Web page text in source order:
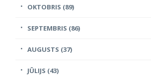
OKTOBRIS (89)
SEPTEMBRIS (86)
AUGUSTS (37)
JŪLIJS (43)